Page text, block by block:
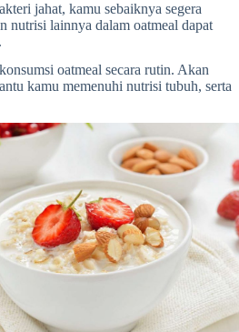
jahat, kamu sebaiknya segera
nutrisi lainnya dalam oatmeal dapat
oatmeal secara rutin. Akan
kamu memenuhi nutrisi tubuh, serta